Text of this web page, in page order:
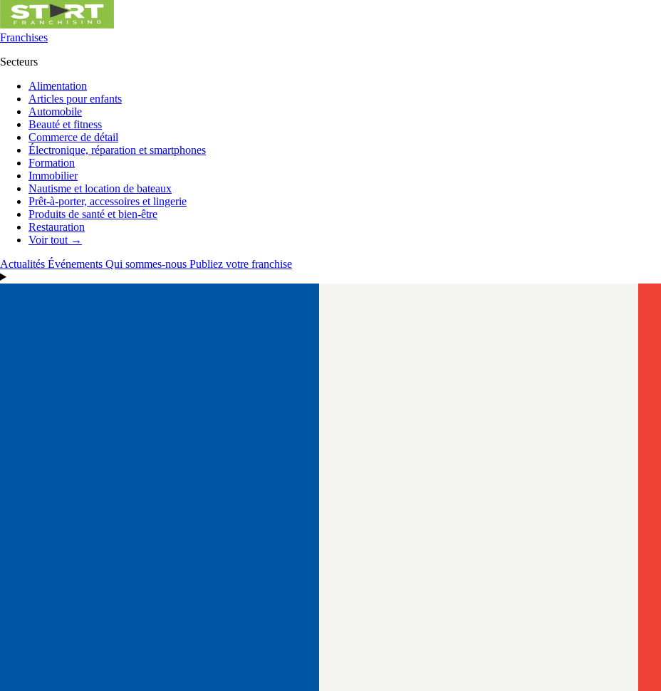
Franchises
Secteurs
Alimentation
Articles pour enfants
Automobile
Beauté et fitness
Commerce de détail
Électronique, réparation et smartphones
Formation
Immobilier
Nautisme et location de bateaux
Prêt-à-porter, accessoires et lingerie
Produits de santé et bien-être
Restauration
Voir tout →
Actualités Événements Qui sommes-nous Publiez votre franchise